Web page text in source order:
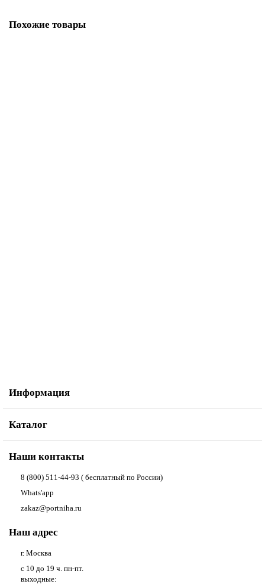
Похожие товары
Информация
Каталог
Наши контакты
8 (800) 511-44-93 ( бесплатный по России)
Whats'app
zakaz@portniha.ru
Наш адрес
г. Москва
с 10 до 19 ч. пн-пт.
выходные: